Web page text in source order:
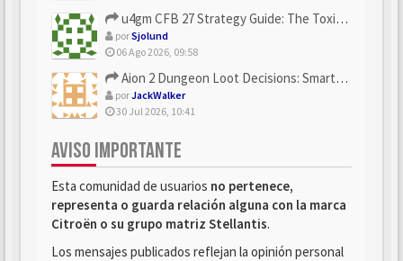
u4gm CFB 27 Strategy Guide: The Toxic Offensive Scheme Your ...
porSjolund
06 Ago 2026, 09:58
Aion 2 Dungeon Loot Decisions: Smarter Runs With U4N
porJackWalker
30 Jul 2026, 10:41
AVISO IMPORTANTE
Esta comunidad de usuarios no pertenece,
representa o guarda relación alguna con la marca
Citroën o su grupo matriz Stellantis.
Los mensajes publicados reflejan la opinión personal